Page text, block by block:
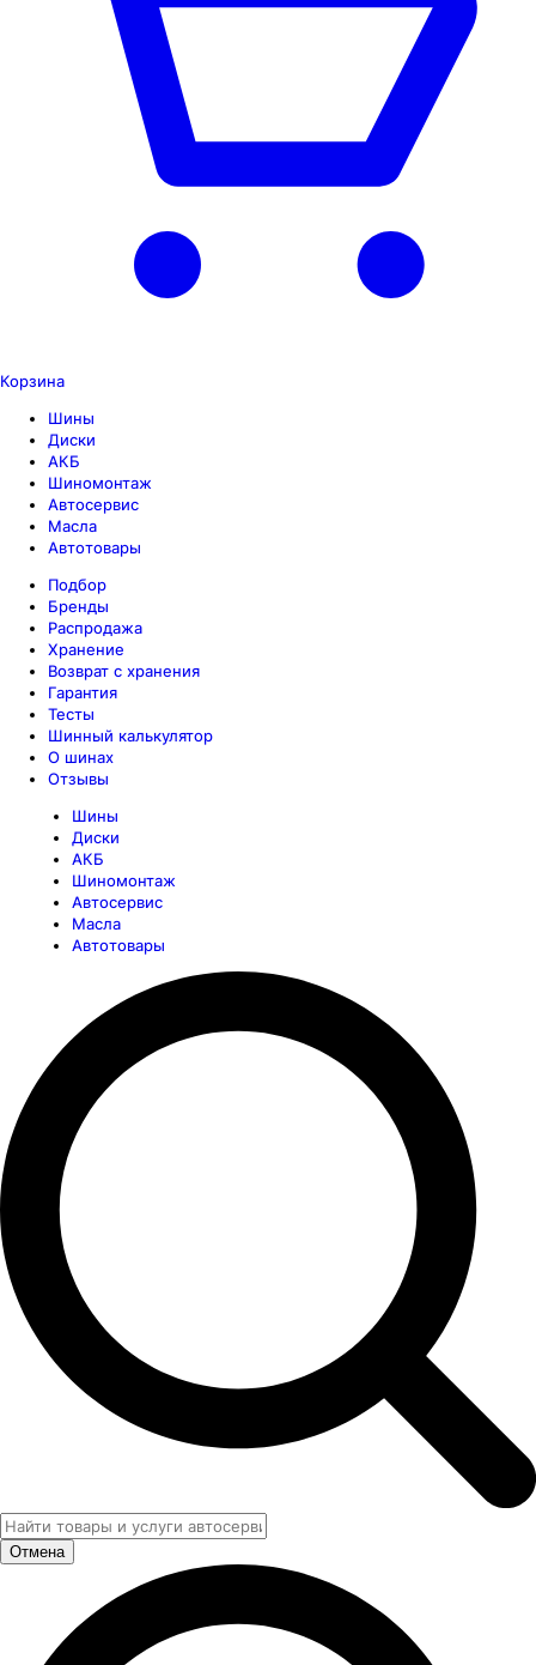
Корзина
Шины
Диски
АКБ
Шиномонтаж
Автосервис
Масла
Автотовары
Подбор
Бренды
Распродажа
Хранение
Возврат с хранения
Гарантия
Тесты
Шинный калькулятор
О шинах
Отзывы
Шины
Диски
АКБ
Шиномонтаж
Автосервис
Масла
Автотовары
Отмена